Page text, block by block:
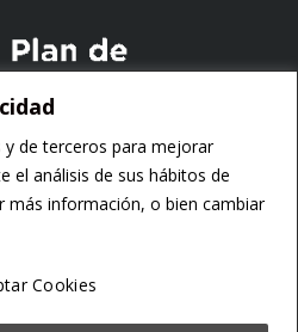
de terceros para mejorar
el análisis de sus hábitos de
más información, o bien cambiar
Cookies